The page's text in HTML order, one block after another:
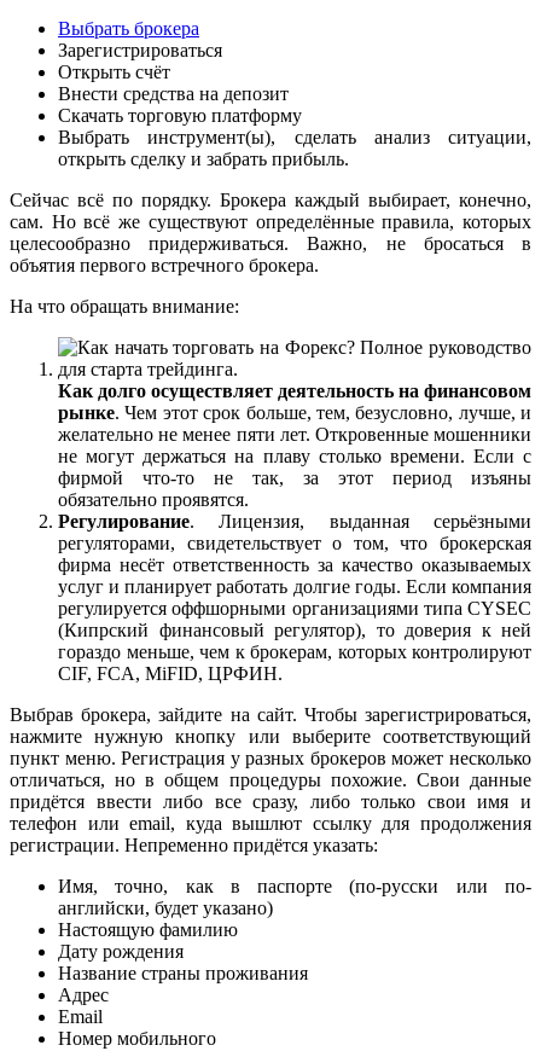
Выбрать брокера
Зарегистрироваться
Открыть счёт
Внести средства на депозит
Скачать торговую платформу
Выбрать инструмент(ы), сделать анализ ситуации,
открыть сделку и забрать прибыль.
Сейчас всё по порядку. Брокера каждый выбирает, конечно,
сам. Но всё же существуют определённые правила, которых
целесообразно придерживаться. Важно, не бросаться в
объятия первого встречного брокера.
На что обращать внимание:
Как долго осуществляет деятельность на финансовом
рынке. Чем этот срок больше, тем, безусловно, лучше, и
желательно не менее пяти лет. Откровенные мошенники
не могут держаться на плаву столько времени. Если с
фирмой что-то не так, за этот период изъяны
обязательно проявятся.
Регулирование. Лицензия, выданная серьёзными
регуляторами, свидетельствует о том, что брокерская
фирма несёт ответственность за качество оказываемых
услуг и планирует работать долгие годы. Если компания
регулируется оффшорными организациями типа CYSEC
(Кипрский финансовый регулятор), то доверия к ней
гораздо меньше, чем к брокерам, которых контролируют
CIF, FCA, MiFID, ЦРФИН.
Выбрав брокера, зайдите на сайт. Чтобы зарегистрироваться,
нажмите нужную кнопку или выберите соответствующий
пункт меню. Регистрация у разных брокеров может несколько
отличаться, но в общем процедуры похожие. Свои данные
придётся ввести либо все сразу, либо только свои имя и
телефон или email, куда вышлют ссылку для продолжения
регистрации. Непременно придётся указать:
Имя, точно, как в паспорте (по-русски или по-
английски, будет указано)
Настоящую фамилию
Дату рождения
Название страны проживания
Адрес
Email
Номер мобильного